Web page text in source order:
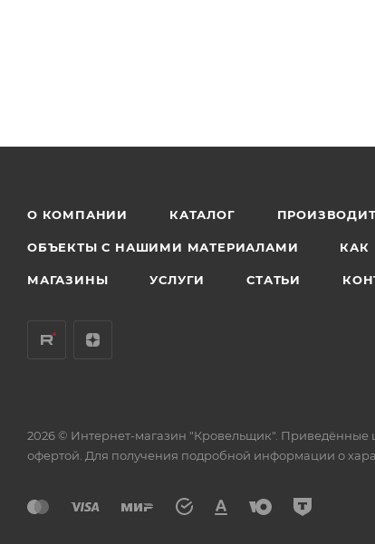
О КОМПАНИИ КАТАЛОГ
ОБЪЕКТЫ С НАШИМИ МАТЕРИАЛАМИ КАК
МАГАЗИНЫ УСЛУГИ СТАТЬИ
2026 © Интернет-магазин "Кровельщик". Приведённые
офертой. Для получения подробной информации о